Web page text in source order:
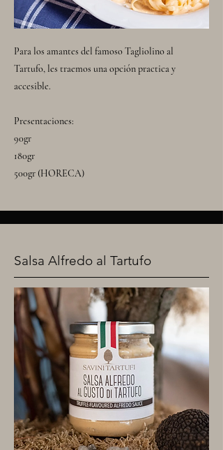
Para los amantes del famoso Tagliolino al
Tartufo, les traemos una opción practica y
accesible.
Presentaciones:
90gr
180gr
500gr (HORECA)
Salsa Alfredo al Tartufo